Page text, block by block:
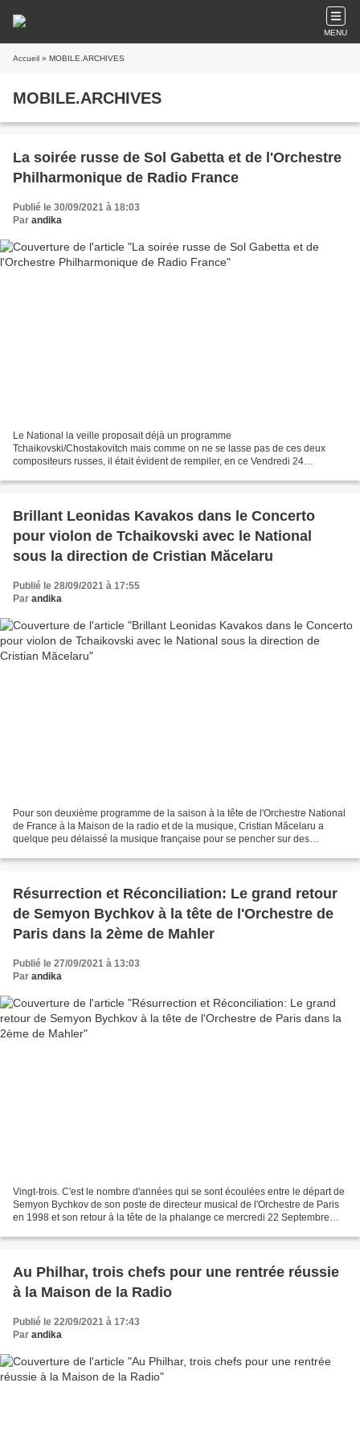
MENU
Accueil » MOBILE.ARCHIVES
MOBILE.ARCHIVES
La soirée russe de Sol Gabetta et de l'Orchestre
Philharmonique de Radio France
Publié le 30/09/2021 à 18:03
Par andika
Le National la veille proposait déjà un programme
Tchaikovski/Chostakovitch mais comme on ne se lasse pas de ces deux
compositeurs russes, il était évident de rempiler, en ce Vendredi 24
Brillant Leonidas Kavakos dans le Concerto
pour violon de Tchaikovski avec le National
sous la direction de Cristian Măcelaru
Publié le 28/09/2021 à 17:55
Par andika
Pour son deuxième programme de la saison à la tête de l'Orchestre National
de France à la Maison de la radio et de la musique, Cristian Măcelaru a
quelque peu délaissé la musique française pour se pencher sur des
Résurrection et Réconciliation: Le grand retour
de Semyon Bychkov à la tête de l'Orchestre de
Paris dans la 2ème de Mahler
Publié le 27/09/2021 à 13:03
Par andika
Vingt-trois. C'est le nombre d'années qui se sont écoulées entre le départ de
Semyon Bychkov de son poste de directeur musical de l'Orchestre de Paris
en 1998 et son retour à la tête de la phalange ce mercredi 22 Septembre
Au Philhar, trois chefs pour une rentrée réussie
à la Maison de la Radio
Publié le 22/09/2021 à 17:43
Par andika